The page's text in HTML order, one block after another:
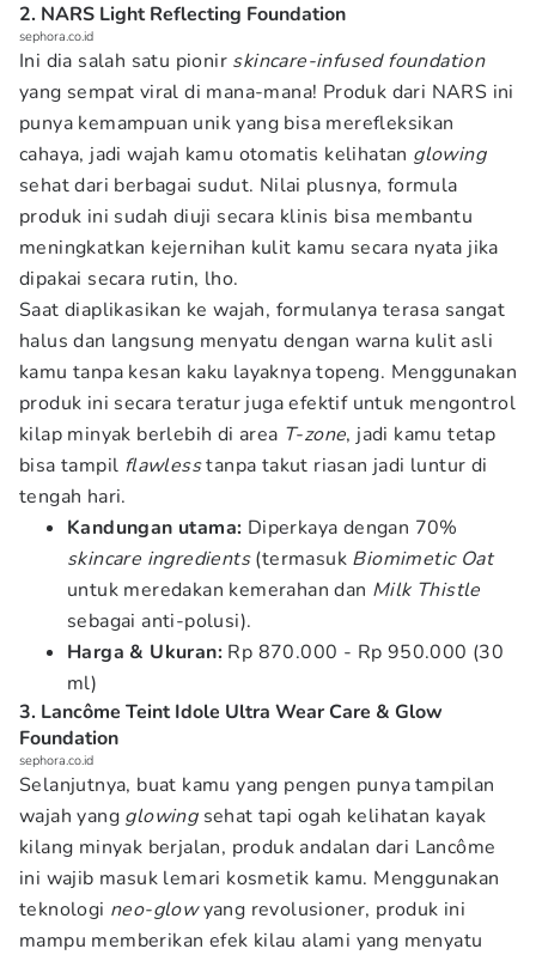
2. NARS Light Reflecting Foundation
sephora.co.id
Ini dia salah satu pionir skincare-infused foundation
yang sempat viral di mana-mana! Produk dari NARS ini
punya kemampuan unik yang bisa merefleksikan
cahaya, jadi wajah kamu otomatis kelihatan glowing
sehat dari berbagai sudut. Nilai plusnya, formula
produk ini sudah diuji secara klinis bisa membantu
meningkatkan kejernihan kulit kamu secara nyata jika
dipakai secara rutin, lho.
Saat diaplikasikan ke wajah, formulanya terasa sangat
halus dan langsung menyatu dengan warna kulit asli
kamu tanpa kesan kaku layaknya topeng. Menggunakan
produk ini secara teratur juga efektif untuk mengontrol
kilap minyak berlebih di area T-zone, jadi kamu tetap
bisa tampil flawlesstanpa takut riasan jadi luntur di
tengah hari.
Kandungan utama: Diperkaya dengan 70%
skincare ingredients(termasuk Biomimetic Oat
untuk meredakan kemerahan dan Milk Thistle
sebagai anti-polusi).
Harga & Ukuran: Rp 870.000 - Rp 950.000 (30
ml)
3. Lancôme Teint Idole Ultra Wear Care & Glow
Foundation
sephora.co.id
Selanjutnya, buat kamu yang pengen punya tampilan
wajah yang glowingsehat tapi ogah kelihatan kayak
kilang minyak berjalan, produk andalan dari Lancôme
ini wajib masuk lemari kosmetik kamu. Menggunakan
teknologi neo-glowyang revolusioner, produk ini
mampu memberikan efek kilau alami yang menyatu